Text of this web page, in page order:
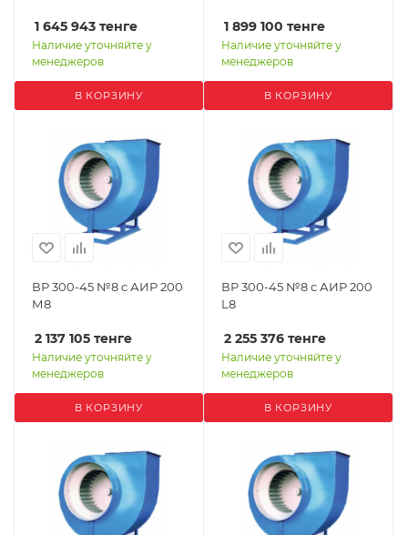
1 645 943 тенге
Наличие уточняйте у
менеджеров
В КОРЗИНУ
1 899 100 тенге
Наличие уточняйте у
менеджеров
В КОРЗИНУ
ВР 300-45 №8 с АИР 200
М8
2 137 105 тенге
Наличие уточняйте у
менеджеров
В КОРЗИНУ
ВР 300-45 №8 с АИР 200
L8
2 255 376 тенге
Наличие уточняйте у
менеджеров
В КОРЗИНУ